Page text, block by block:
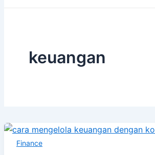
keuangan
Finance